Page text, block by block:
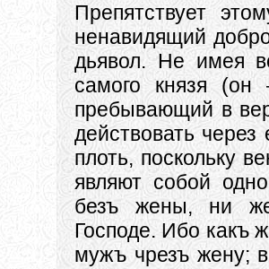
Препятствует
ненавидящий
дьявол. Не имея
самого князя
пребывающий в
действовать через
плоть, поскольку
являют собой
безъ жены, ни
Господе. Ибо какъ
мужъ чрезъ жену;